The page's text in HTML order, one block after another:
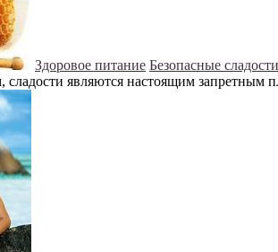
Здоровое питание Безопасные
сладости являются настоящим запретным